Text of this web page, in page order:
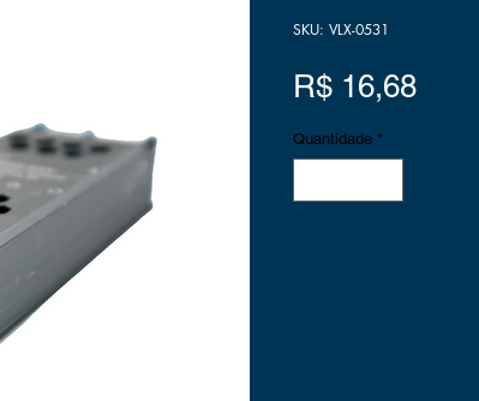
SKU: VLX-0531
R$ 16,68Preço
Quantidade *